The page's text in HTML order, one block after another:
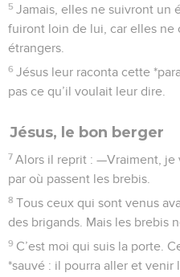
5 Jamais, elles ne suivront un
fuiront loin de lui, car elles ne
étrangers.
6 Jésus leur raconta cette
pas ce qu’il voulait leur dire.
Jésus, le bon berger
7 Alors il reprit : —Vraiment, je
par où passent les brebis.
8 Tous ceux qui sont venus
des brigands. Mais les brebis
9 C’est moi qui suis la porte.
*sauvé : il pourra aller et